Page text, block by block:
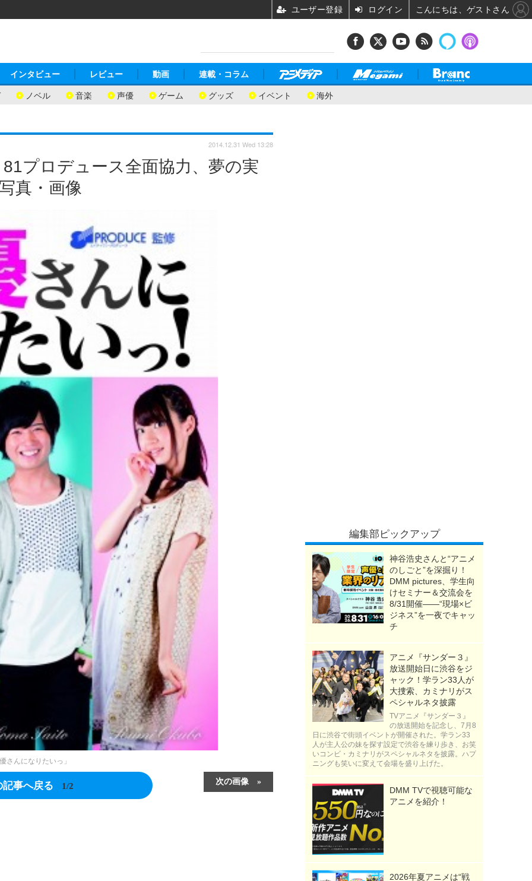
ノベル 音楽 声優 ゲーム グッズ イベント 海外
インタビュー レビュー 動画 連載・コラム
プロデュース全面協力、夢の実
真・画像
2014.12.31 Wed 13:28
さんになりたいっ」
次の画像
記事へ戻る 1/2
編集部ピックアップ
神谷浩史さんと“アニメ
のしごと”を深掘り！
DMM pictures、学生向
けセミナー＆交流会を
8/31開催――“現場×ビ
ジネス”を一夜でキャッ
チ
アニメ『サンダー３』
放送開始日に渋谷をジ
ャック！学ラン33人が
大捜索、カミナリがス
ペシャルネタ披露
TVアニメ『サンダー３』
の放送開始を記念し、7月8
日に渋谷で街頭イベントが開催された。学ラン33
人が主人公の妹を探す設定で渋谷を練り歩き、お笑
いコンビ・カミナリがスペシャルネタを披露。ハプ
ニングも笑いに変えて会場を盛り上げた。
DMM TVで視聴可能な
アニメを紹介！
2026年夏アニメは“戦
ユーザー登録 ログイン こんにちは、ゲストさん